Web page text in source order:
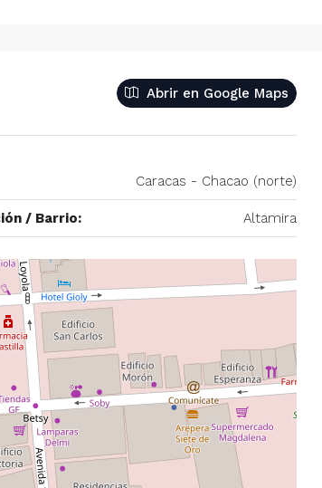
Abrir en Google Maps
Caracas - Chacao (norte)
/ Barrio: Altamira
350/mes
Alquiler De Anexo En Prados Del Este
Caracas | Con Planta y tanque
subterráneo
Centro Comercial Concresa, Avenida Principal de
Prados del Este, Prados del Este, Sector: Prado del
Este, Caracas, Parroquia Nuestra Señora del Rosario,
Municipio Baruta, Distrito Metropolitano de Caracas,
Estado Miranda, 1080, Venezuela
1 20
ANEXO